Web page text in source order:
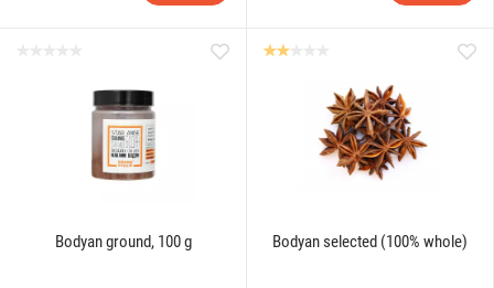
Bodyan ground, 100 g Bodyan selected (100% whole)